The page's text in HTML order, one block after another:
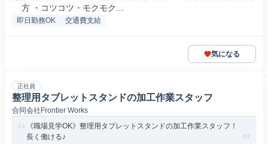
方 ・コツコツ・モクモク...
即日勤務OK 交通費支給
気になる
正社員
整理用タブレットスタンドの加工作業スタッフ
合同会社Frontier Works
《職場見学OK》整理用タブレットスタンドの加工作業スタッフ！
長く働ける♪